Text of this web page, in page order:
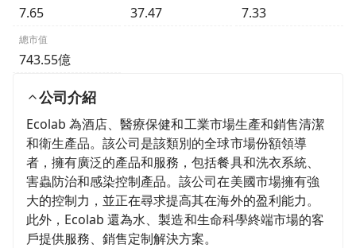
7.65 37.47 7.33
總市值
743.55億
公司介紹
Ecolab 為酒店、醫療保健和工業市場生產和銷售清潔
和衛生產品。該公司是該類別的全球市場份額領導
者，擁有廣泛的產品和服務，包括餐具和洗衣系統、
害蟲防治和感染控制產品。該公司在美國市場擁有強
大的控制力，並正在尋求提高其在海外的盈利能力。
此外，Ecolab 還為水、製造和生命科學終端市場的客
戶提供服務、銷售定制解決方案。